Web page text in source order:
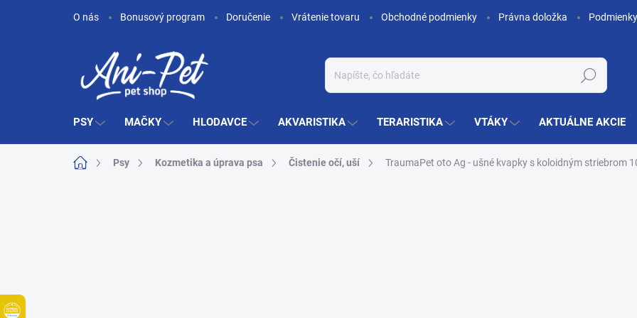
O nás Bonusový program Doručenie Vrátenie tovaru Obchodné podmienky Právna doložka
Hľadať
PSY MAČKY HLODAVCE AKVARISTIKA TERARISTIKA VTÁKY AKTUÁLNE AKCIE
DomovPsy Kozmetika a úprava psa Čistenie očí, uší TraumaPet oto Ag - ušné kvapky s koloidným striebrom